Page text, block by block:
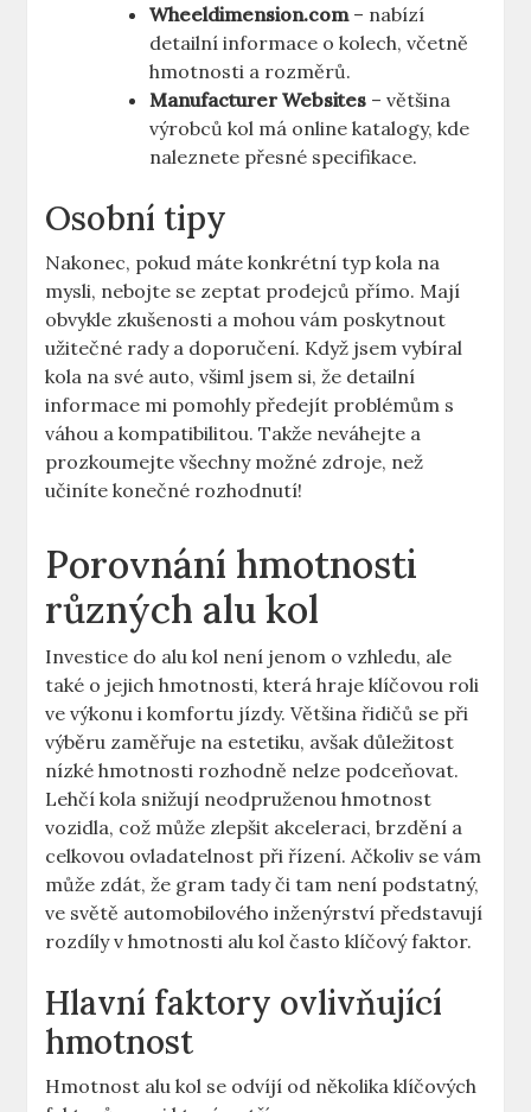
Wheeldimension.com– nabízí
detailní informace o kolech, včetně
hmotnosti a rozměrů.
Manufacturer Websites – většina
výrobců kol má online katalogy, kde
naleznete přesné specifikace.
Osobní tipy
Nakonec, pokud máte konkrétní typ kola na
mysli, nebojte se zeptat prodejců přímo. Mají
obvykle zkušenosti a mohou vám poskytnout
užitečné rady a doporučení. Když jsem vybíral
kola na své auto, všiml jsem si, že detailní
informace mi pomohly předejít problémům s
váhou a kompatibilitou. Takže neváhejte a
prozkoumejte všechny možné zdroje, než
učiníte konečné rozhodnutí!
Porovnání hmotnosti
různých alu kol
Investice do alu kol není jenom o vzhledu, ale
také o jejich hmotnosti, která hraje klíčovou roli
ve výkonu i komfortu jízdy. Většina řidičů se při
výběru zaměřuje na estetiku, avšak důležitost
nízké hmotnosti rozhodně nelze podceňovat.
Lehčí kola snižují neodpruženou hmotnost
vozidla, což může zlepšit akceleraci, brzdění a
celkovou ovladatelnost při řízení. Ačkoliv se vám
může zdát, že gram tady či tam není podstatný,
ve světě automobilového inženýrství představují
rozdíly v hmotnosti alu kol často klíčový faktor.
Hlavní faktory ovlivňující
hmotnost
Hmotnost alu kol se odvíjí od několika klíčových